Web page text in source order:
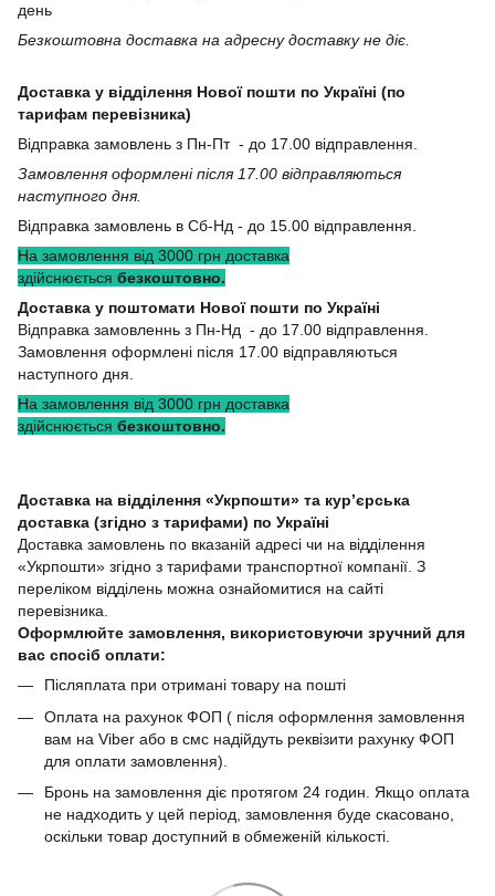
день
Безкоштовна доставка на адресну доставку не діє.
Доставка у відділення Нової пошти по Україні (по
тарифам перевізника)
Відправка замовлень з Пн-Пт - до 17.00 відправлення.
Замовлення оформлені після 17.00 відправляються
наступного дня.
Відправка замовлень в Сб-Нд - до 15.00 відправлення.
На замовлення від 3000 грн доставка
здійснюється безкоштовно.
Доставка у поштомати Нової пошти по Україні
Відправка замовленнь з Пн-Нд - до 17.00 відправлення.
Замовлення оформлені після 17.00 відправляються
наступного дня.
На замовлення від 3000 грн доставка
здійснюється безкоштовно.
Доставка на відділення «Укрпошти» та кур’єрська
доставка (згідно з тарифами) по Україні
Доставка замовлень по вказаній адресі чи на відділення
«Укрпошти» згідно з тарифами транспортної компанії. З
переліком відділень можна ознайомитися на сайті
перевізника.
Оформлюйте замовлення, використовуючи зручний для
вас спосіб оплати:
Післяплата при отримані товару на пошті
Оплата на рахунок ФОП ( після оформлення замовлення
вам на Viber або в смс надійдуть реквізити рахунку ФОП
для оплати замовлення).
Бронь на замовлення діє протягом 24 годин. Якщо оплата
не надходить у цей період, замовлення буде скасовано,
оскільки товар доступний в обмеженій кількості.